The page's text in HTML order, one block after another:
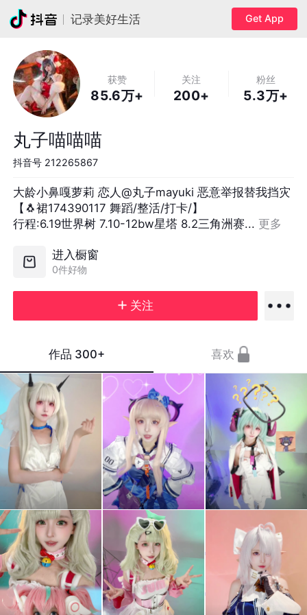
记录美好生活 Get App
获赞
85.6万+
关注
200+
粉丝
5.3万+
丸子喵喵喵
抖音号 212265867
大龄小鼻嘎萝莉 恋人@丸子mayuki 恶意举报替我挡灾
【🐧裙174390117 舞蹈/整活/打卡/】
行程:6.19世界树 7.10-12bw星塔 8.2三角洲赛... 更多
进入橱窗
0件好物
关注
作品 300+ 喜欢
雷霆
运镜
摩西
摩西
绝对
不可